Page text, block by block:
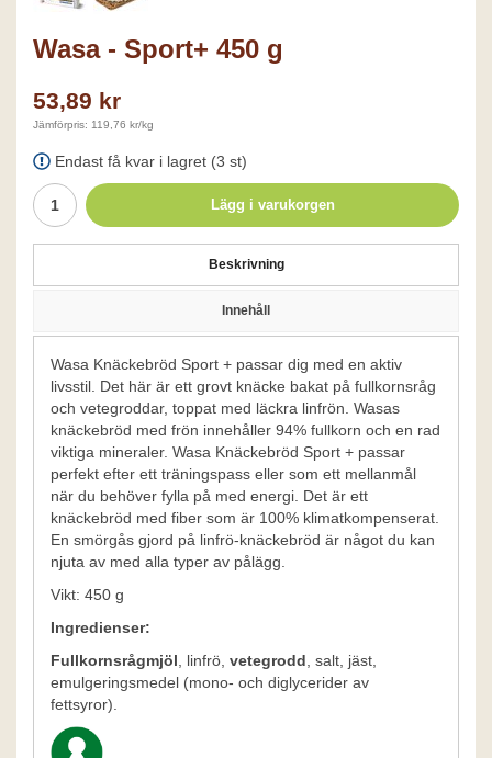
Wasa - Sport+ 450 g
53,89 kr
Jämförpris: 119,76 kr/kg
Endast få kvar i lagret (3 st)
Lägg i varukorgen
Beskrivning
Innehåll
Wasa Knäckebröd Sport + passar dig med en aktiv
livsstil. Det här är ett grovt knäcke bakat på fullkornsråg
och vetegroddar, toppat med läckra linfrön. Wasas
knäckebröd med frön innehåller 94% fullkorn och en rad
viktiga mineraler. Wasa Knäckebröd Sport + passar
perfekt efter ett träningspass eller som ett mellanmål
när du behöver fylla på med energi. Det är ett
knäckebröd med fiber som är 100% klimatkompenserat.
En smörgås gjord på linfrö-knäckebröd är något du kan
njuta av med alla typer av pålägg.
Vikt: 450 g
Ingredienser:
Fullkornsrågmjöl, linfrö, vetegrodd, salt, jäst,
emulgeringsmedel (mono- och diglycerider av
fettsyror).